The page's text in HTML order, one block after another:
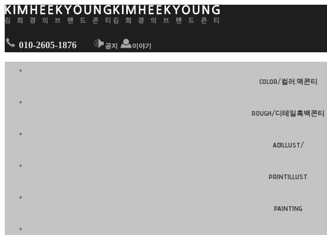
010-2605-1876 공지 이야기
COLOR/컬러,맥콘티
ROUGH/디테일흑백콘티
ADILLUST/
PRINTILLUST
PAINTING